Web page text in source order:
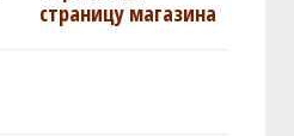
страницу магазина